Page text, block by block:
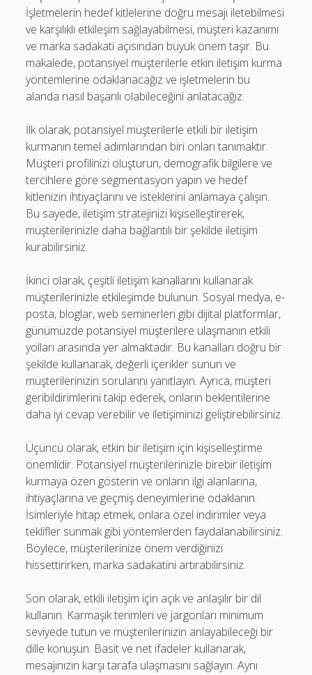
İşletmelerin hedef kitlelerine doğru mesajı iletebilmesi
ve karşılıklı etkileşim sağlayabilmesi, müşteri kazanımı
ve marka sadakati açısından büyük önem taşır. Bu
makalede, potansiyel müşterilerle etkin iletişim kurma
yöntemlerine odaklanacağız ve işletmelerin bu
alanda nasıl başarılı olabileceğini anlatacağız.
İlk olarak, potansiyel müşterilerle etkili bir iletişim
kurmanın temel adımlarından biri onları tanımaktır.
Müşteri profilinizi oluşturun, demografik bilgilere ve
tercihlere göre segmentasyon yapın ve hedef
kitlenizin ihtiyaçlarını ve isteklerini anlamaya çalışın.
Bu sayede, iletişim stratejinizi kişiselleştirerek,
müşterilerinizle daha bağlantılı bir şekilde iletişim
kurabilirsiniz.
İkinci olarak, çeşitli iletişim kanallarını kullanarak
müşterilerinizle etkileşimde bulunun. Sosyal medya, e-
posta, bloglar, web seminerleri gibi dijital platformlar,
günümüzde potansiyel müşterilere ulaşmanın etkili
yolları arasında yer almaktadır. Bu kanalları doğru bir
şekilde kullanarak, değerli içerikler sunun ve
müşterilerinizin sorularını yanıtlayın. Ayrıca, müşteri
geribildirimlerini takip ederek, onların beklentilerine
daha iyi cevap verebilir ve iletişiminizi geliştirebilirsiniz.
Üçüncü olarak, etkin bir iletişim için kişiselleştirme
önemlidir. Potansiyel müşterilerinizle birebir iletişim
kurmaya özen gösterin ve onların ilgi alanlarına,
ihtiyaçlarına ve geçmiş deneyimlerine odaklanın.
İsimleriyle hitap etmek, onlara özel indirimler veya
teklifler sunmak gibi yöntemlerden faydalanabilirsiniz.
Böylece, müşterilerinize önem verdiğinizi
hissettirirken, marka sadakatini artırabilirsiniz.
Son olarak, etkili iletişim için açık ve anlaşılır bir dil
kullanın. Karmaşık terimleri ve jargonları minimum
seviyede tutun ve müşterilerinizin anlayabileceği bir
dille konuşun. Basit ve net ifadeler kullanarak,
mesajınızın karşı tarafa ulaşmasını sağlayın. Aynı